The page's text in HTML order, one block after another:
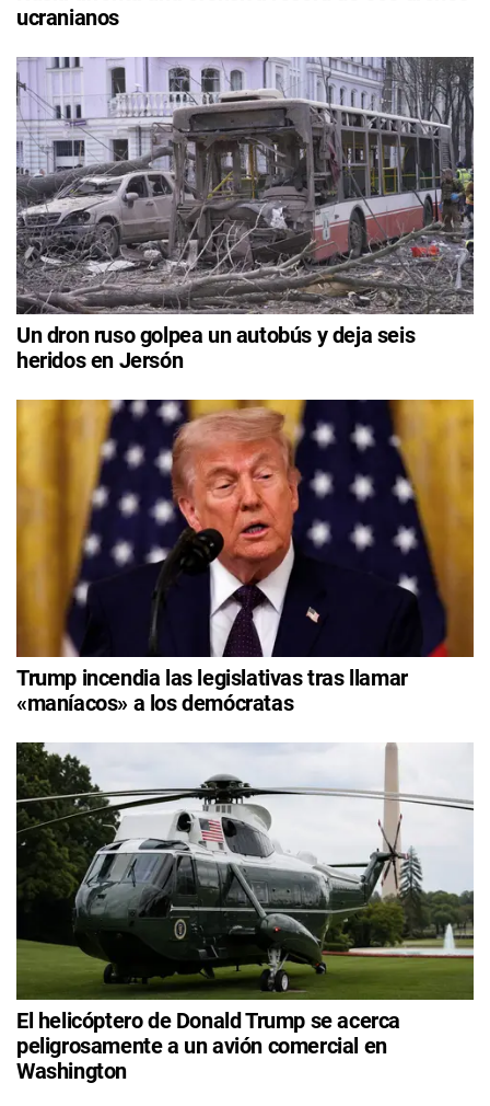
ucranianos
Un dron ruso golpea un autobús y deja seis
heridos en Jersón
Trump incendia las legislativas tras llamar
«maníacos» a los demócratas
El helicóptero de Donald Trump se acerca
peligrosamente a un avión comercial en
Washington